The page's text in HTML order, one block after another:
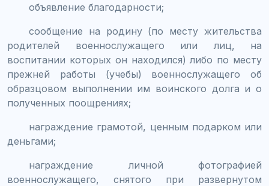
объявление благодарности;
сообщение на родину (по месту жительства
родителей военнослужащего или лиц, на
воспитании которых он находился) либо по месту
прежней работы (учебы) военнослужащего об
образцовом выполнении им воинского долга и о
полученных поощрениях;
награждение грамотой, ценным подарком или
деньгами;
награждение личной фотографией
военнослужащего, снятого при развернутом